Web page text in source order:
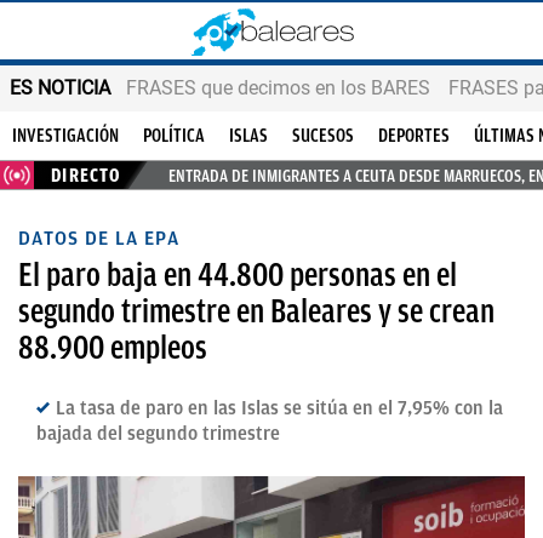
ES NOTICIA FRASES que decimos en los BARES FRASES
INVESTIGACIÓN POLÍTICA ISLAS SUCESOS DEPORTES
ÚLTIMAS
DIRECTO
ENTRADA DE INMIGRANTES A CEUTA DESDE MARRUECOS,
DATOS DE LA EPA
El paro baja en 44.800 personas en el
segundo trimestre en Baleares y se crean
88.900 empleos
La tasa de paro en las Islas se sitúa en el 7,95% con la
bajada del segundo trimestre